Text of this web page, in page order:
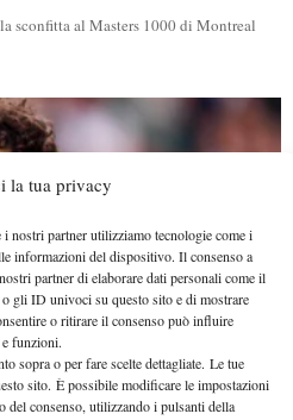
la tua privacy
nostri partner utilizziamo tecnologie come i
informazioni del dispositivo. Il consenso a
partner di elaborare dati personali come il
gli ID univoci su questo sito e di mostrare
o ritirare il consenso può influire
e funzioni.
sopra o per fare scelte dettagliate. Le tue
sito. È possibile modificare le impostazioni
consenso, utilizzando i pulsanti della
sconfitta al Masters 1000 di Montreal